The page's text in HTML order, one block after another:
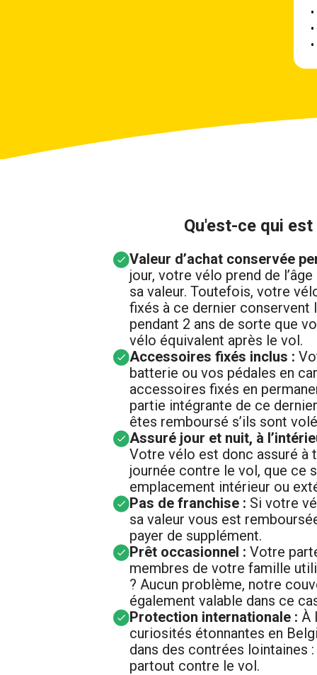
•
•
•
Qu'est-ce qui
Valeur d’achat conservée
jour, votre vélo prend de
sa valeur. Toutefois, votre
fixés à ce dernier conservent
pendant 2 ans de sorte que
vélo équivalent après le vol.
Accessoires fixés inclus :
batterie ou vos pédales en
accessoires fixés en
partie intégrante de ce
êtes remboursé s’ils sont
Assuré jour et nuit, à
Votre vélo est donc assuré à
journée contre le vol, que ce
emplacement intérieur ou
Pas de franchise : Si votre
sa valeur vous est
payer de supplément.
Prêt occasionnel :Votre
membres de votre famille
? Aucun problème, notre
également valable dans ce
Protection internationale :À
curiosités étonnantes en
dans des contrées lointaines
partout contre le vol.